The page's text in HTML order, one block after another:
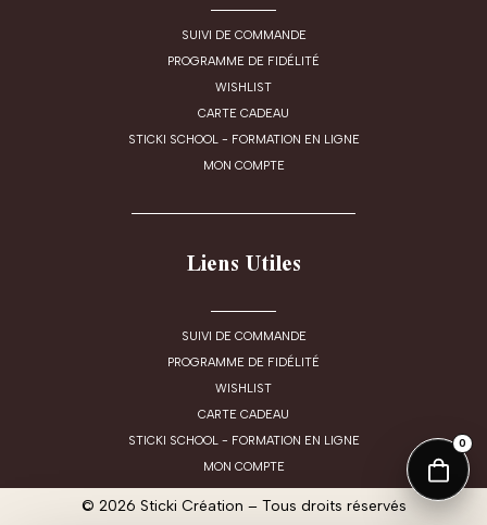
0
SUIVI DE COMMANDE
PROGRAMME DE FIDÉLITÉ
WISHLIST
CARTE CADEAU
STICKI SCHOOL - FORMATION EN LIGNE
MON COMPTE
Liens Utiles
SUIVI DE COMMANDE
PROGRAMME DE FIDÉLITÉ
WISHLIST
CARTE CADEAU
STICKI SCHOOL - FORMATION EN LIGNE
MON COMPTE
© 2026 Sticki Création – Tous droits réservés